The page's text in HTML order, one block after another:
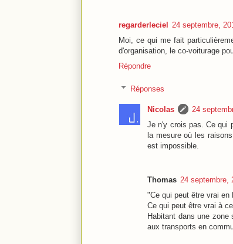
regarderleciel
24 septembre,
Moi, ce qui me fait
d'organisation, le co-voiturage
Répondre
Réponses
Nicolas
24
Je n'y crois pas. Ce qui
la mesure où les
est impossible.
Thomas 24 septembre,
"Ce qui peut être vrai en
Ce qui peut être vrai à
Habitant dans une
aux transports en